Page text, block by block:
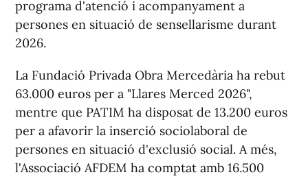
programa d'atenció i acompanyament a
persones en situació de sensellarisme durant
2026.
La Fundació Privada Obra Mercedària ha rebut
63.000 euros per a "Llares Merced 2026",
mentre que PATIM ha disposat de 13.200 euros
per a afavorir la inserció sociolaboral de
persones en situació d'exclusió social. A més,
l'Associació AFDEM ha comptat amb 16.500